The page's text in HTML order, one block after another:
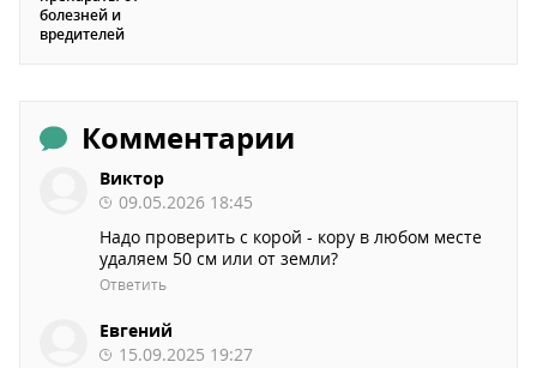
болезней и
вредителей
Комментарии
Виктор
09.05.2026 18:45
Надо проверить с корой - кору в любом месте
удаляем 50 см или от земли?
Ответить
Евгений
15.09.2025 19:27